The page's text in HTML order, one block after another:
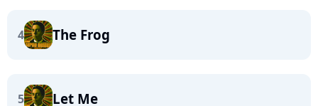
4 The Frog
5 Let Me